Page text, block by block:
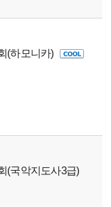
(하모니카)
(국악지도사3급)